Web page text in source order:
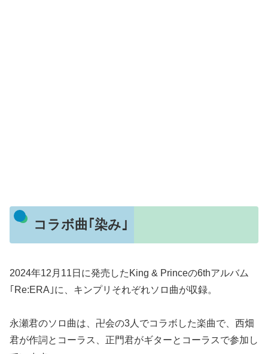
コラボ曲｢染み｣
2024年12月11日に発売したKing & Princeの6thアルバム
｢Re:ERA｣に、キンプリそれぞれソロ曲が収録。
永瀬君のソロ曲は、卍会の3人でコラボした楽曲で、西畑
君が作詞とコーラス、正門君がギターとコーラスで参加し